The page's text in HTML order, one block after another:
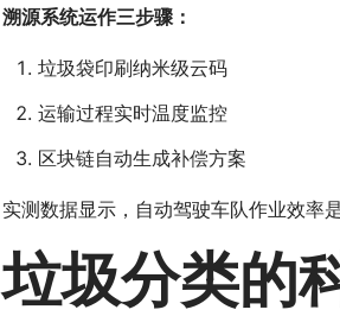
溯源系统运作三步骤：
垃圾袋印刷纳米级云码
运输过程实时温度监控
区块链自动生成补偿方案
实测数据显示，自动驾驶车队作业效率
垃圾分类的